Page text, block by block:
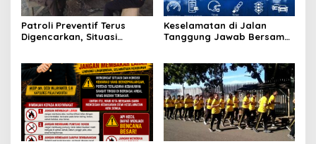
Patroli Preventif Terus
Digencarkan, Situasi
Kondusif
Keselamatan di Jalan
Tanggung Jawab Bersama,
Lalu Lintas